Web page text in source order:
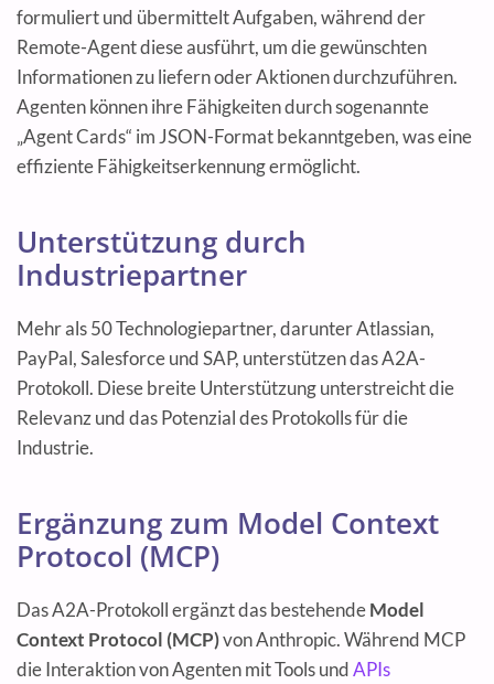
formuliert und übermittelt Aufgaben, während der
Remote-Agent diese ausführt, um die gewünschten
Informationen zu liefern oder Aktionen durchzuführen.
Agenten können ihre Fähigkeiten durch sogenannte
„Agent Cards“ im JSON-Format bekanntgeben, was eine
effiziente Fähigkeitserkennung ermöglicht.
Unterstützung durch
Industriepartner
Mehr als 50 Technologiepartner, darunter Atlassian,
PayPal, Salesforce und SAP, unterstützen das A2A-
Protokoll. Diese breite Unterstützung unterstreicht die
Relevanz und das Potenzial des Protokolls für die
Industrie.
Ergänzung zum Model Context
Protocol (MCP)
Das A2A-Protokoll ergänzt das bestehendeModel
Context Protocol (MCP)von Anthropic. Während MCP
die Interaktion von Agenten mit Tools undAPIs